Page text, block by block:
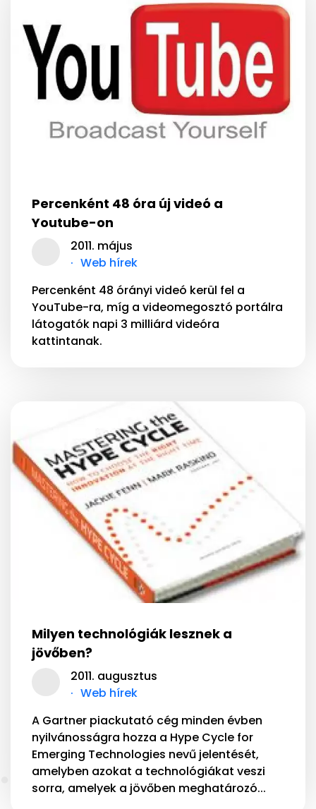
Percenként 48 óra új videó a
Youtube-on
2011. május
Web hírek
Percenként 48 órányi videó kerül fel a
YouTube-ra, míg a videomegosztó portálra
látogatók napi 3 milliárd videóra
kattintanak.
Milyen technológiák lesznek a
jövőben?
2011. augusztus
Web hírek
A Gartner piackutató cég minden évben
nyilvánosságra hozza a Hype Cycle for
Emerging Technologies nevű jelentését,
amelyben azokat a technológiákat veszi
sorra, amelyek a jövőben meghatározó...